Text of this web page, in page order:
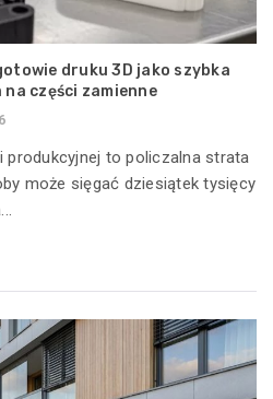
druku 3D jako szybka
części zamienne
produkcyjnej to policzalna strata
może sięgać dziesiątek tysięcy